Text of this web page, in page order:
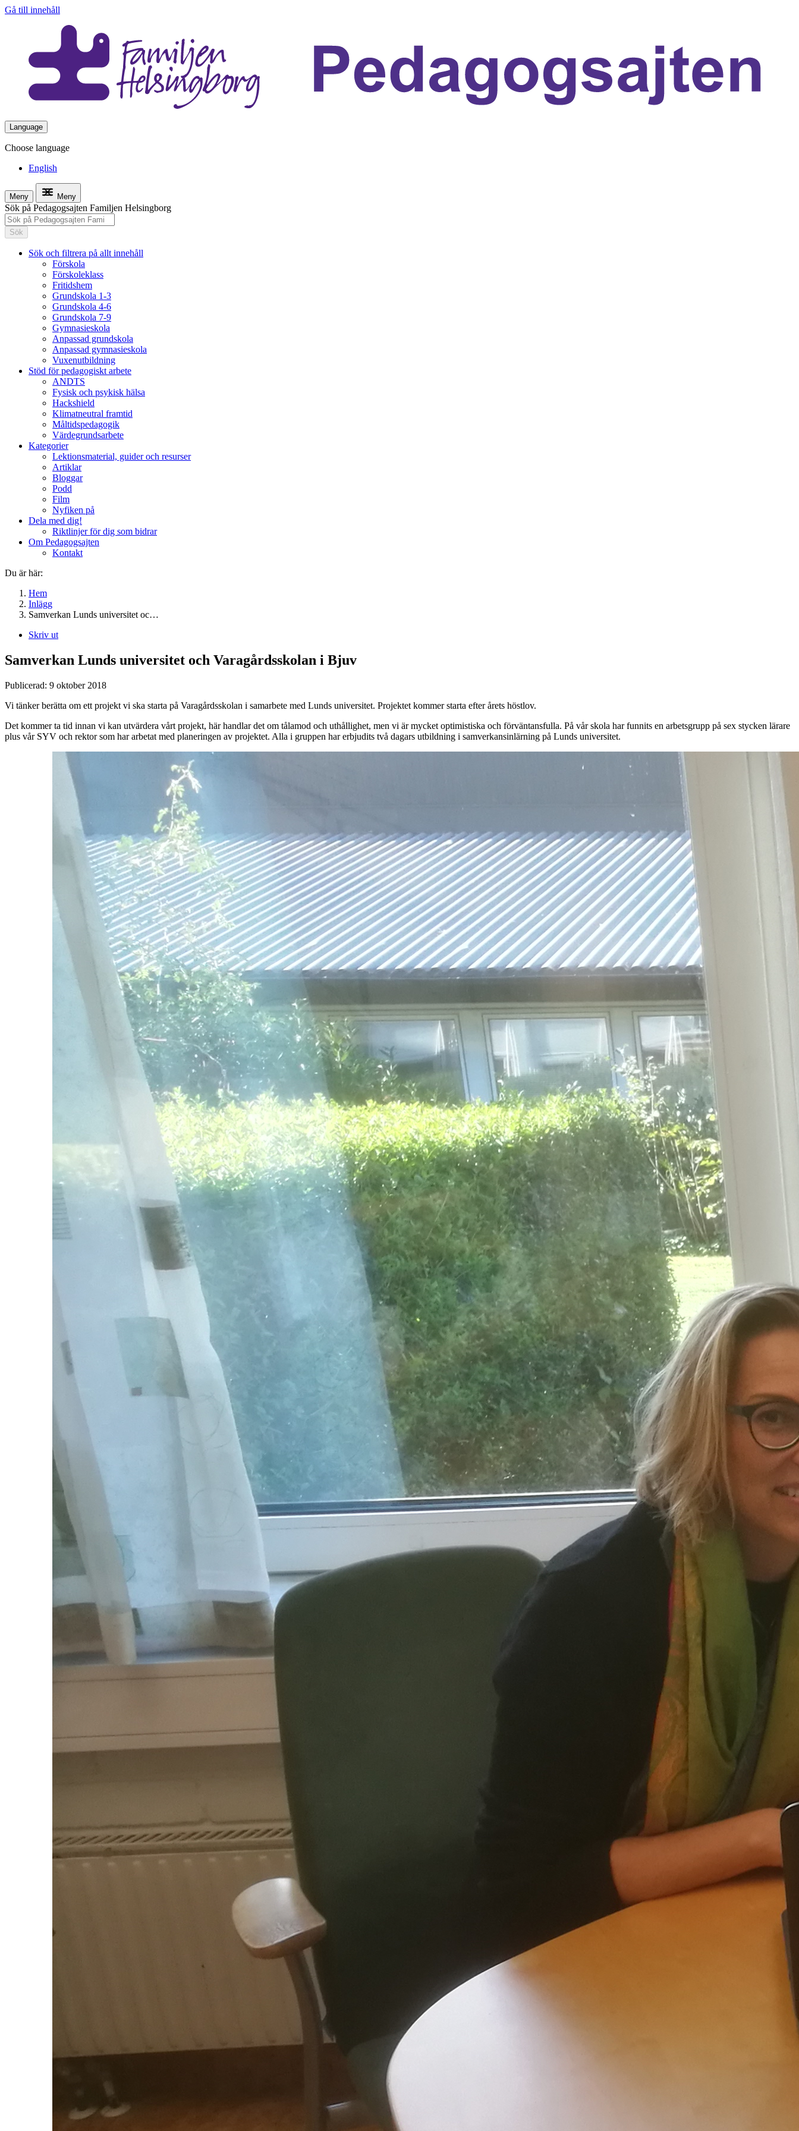
Gå till innehåll
Language
Choose language
English
Meny Meny
Sök på Pedagogsajten Familjen Helsingborg
Sök
Sök och filtrera på allt innehåll
Förskola
Förskoleklass
Fritidshem
Grundskola 1-3
Grundskola 4-6
Grundskola 7-9
Gymnasieskola
Anpassad grundskola
Anpassad gymnasieskola
Vuxenutbildning
Stöd för pedagogiskt arbete
ANDTS
Fysisk och psykisk hälsa
Hackshield
Klimatneutral framtid
Måltidspedagogik
Värdegrundsarbete
Kategorier
Lektionsmaterial, guider och resurser
Artiklar
Bloggar
Podd
Film
Nyfiken på
Dela med dig!
Riktlinjer för dig som bidrar
Om Pedagogsajten
Kontakt
Du är här:
Hem
Inlägg
Samverkan Lunds universitet oc…
Skriv ut
Samverkan Lunds universitet och Varagårdsskolan i Bjuv
Publicerad: 9 oktober 2018
Vi tänker berätta om ett projekt vi ska starta på Varagårdsskolan i samarbete med Lunds universitet. Projektet kommer starta efter årets höstlov.
Det kommer ta tid innan vi kan utvärdera vårt projekt, här handlar det om tålamod och uthållighet, men vi är mycket optimistiska och förväntansfulla. På vår skola har funnits en arbetsgrupp på sex stycken lärare
plus vår SYV och rektor som har arbetat med planeringen av projektet. Alla i gruppen har erbjudits två dagars utbildning i samverkansinlärning på Lunds universitet.